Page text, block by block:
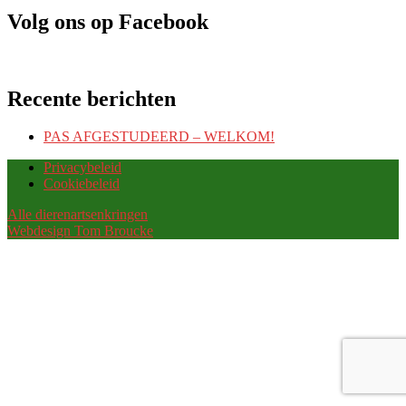
Volg ons op Facebook
Recente berichten
PAS AFGESTUDEERD – WELKOM!
Privacybeleid
Cookiebeleid
Alle dierenartsenkringen
Webdesign Tom Broucke